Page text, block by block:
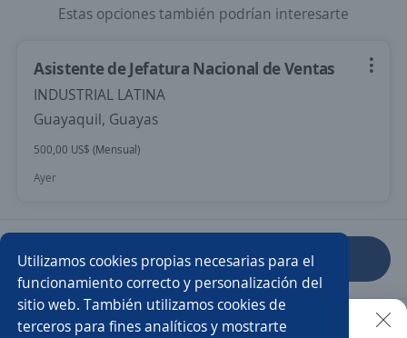
Utilizamos cookies propias necesarias para el
funcionamiento correcto y personalización del
sitio web. También utilizamos cookies de
terceros para fines analíticos y mostrarte
Estas opciones también podrían interesarte
Asistente de Jefatura Nacional de Ventas
INDUSTRIAL LATINA
Guayaquil, Guayas
500,00 US$ (Mensual)
Ayer
Anterior Siguiente
Nuevas ofertas de empleo Avísame